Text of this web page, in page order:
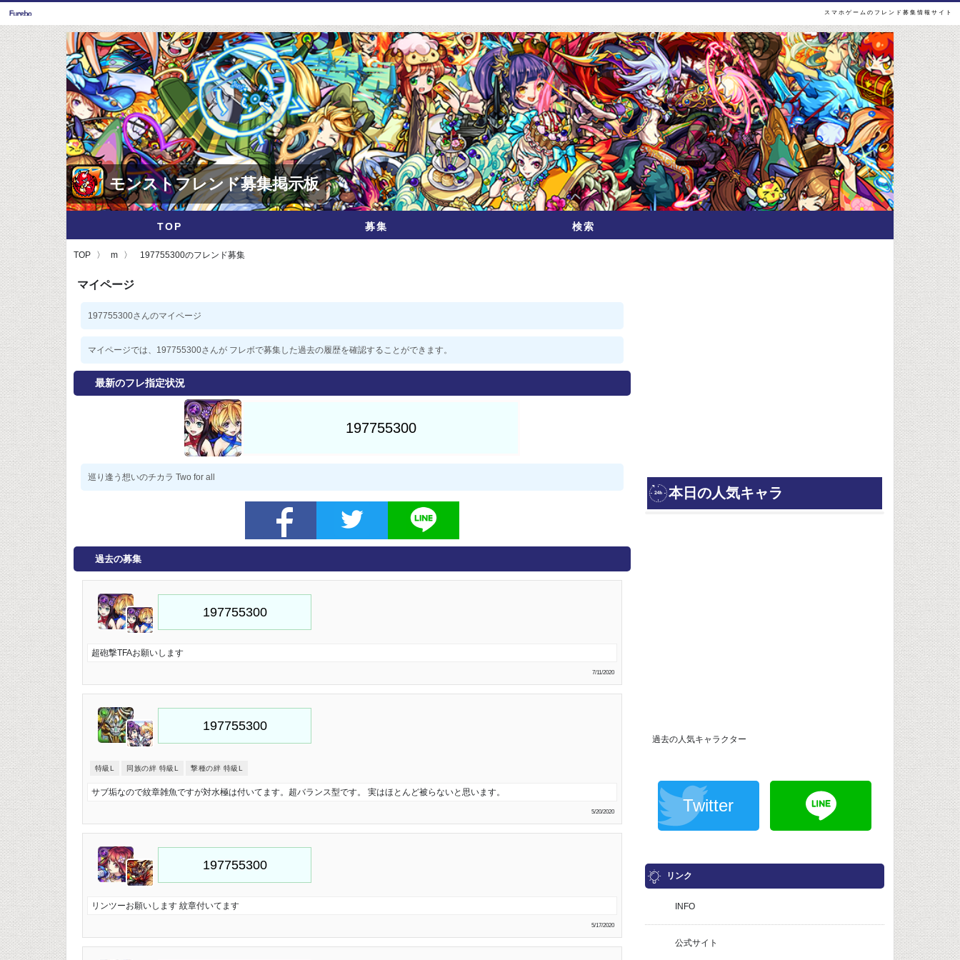
スマホゲームのフレンド募集情報サイト
モンストフレンド募集掲示板
TOP 募集 検索
TOP m 197755300のフレンド募集
マイページ
197755300さんのマイページ
マイページでは、197755300さんが フレボで募集した過去の履歴を確認することができます。
最新のフレ指定状況
巡り逢う想いのチカラ Two for all
過去の募集
超砲撃TFAお願いします
7/11/2020
特級L 同族の絆 特級L 撃種の絆 特級L
サブ垢なので紋章雑魚ですが対水極は付いてます。超バランス型です。 実はほとんど被らないと思います。
5/20/2020
リンツーお願いします 紋章付いてます
5/17/2020
過去の人気キャラクター
Twitter
リンク
INFO
公式サイト